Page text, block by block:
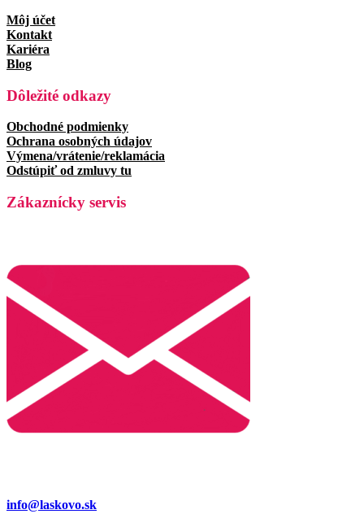
Môj účet
Kontakt
Kariéra
Blog
Dôležité odkazy
Obchodné podmienky
Ochrana osobných údajov
Výmena/vrátenie/reklamácia
Odstúpiť od zmluvy tu
Zákaznícky servis
info@laskovo.sk